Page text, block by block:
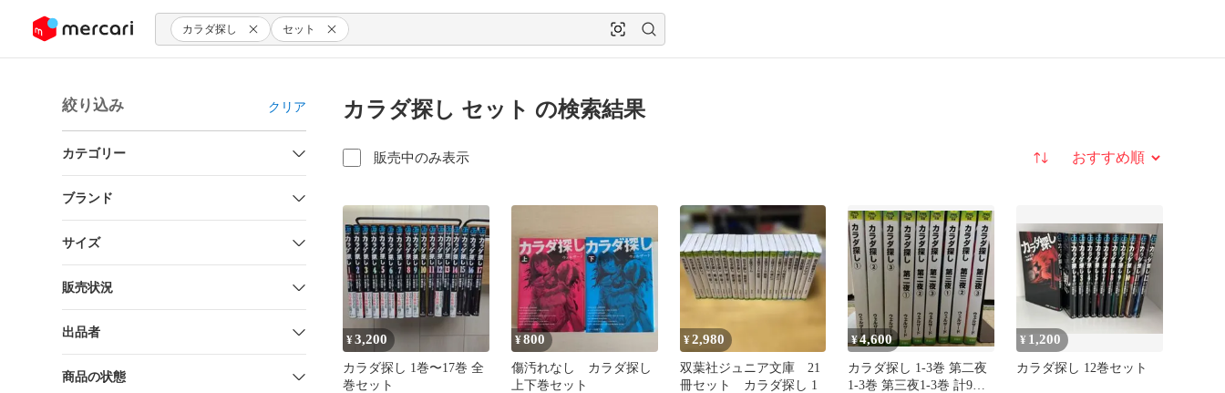
ツにスキップ カラダ探し セット
絞り込み クリア
カテゴリー
ブランド
サイズ
販売状況
出品者
商品の状態
カラダ探し セット の検索結果
販売中のみ表示 並び替え
¥3,200
カラダ探し 1巻〜17巻 全
巻セット
¥800
傷汚れなし カラダ探し
上下巻セット
¥2,980
双葉社ジュニア文庫 21
冊セット カラダ探し 1
¥4,600
カラダ探し 1-3巻 第二夜
1-3巻 第三夜1-3巻 計9冊
¥ 1,200
カラダ探し 12巻セット